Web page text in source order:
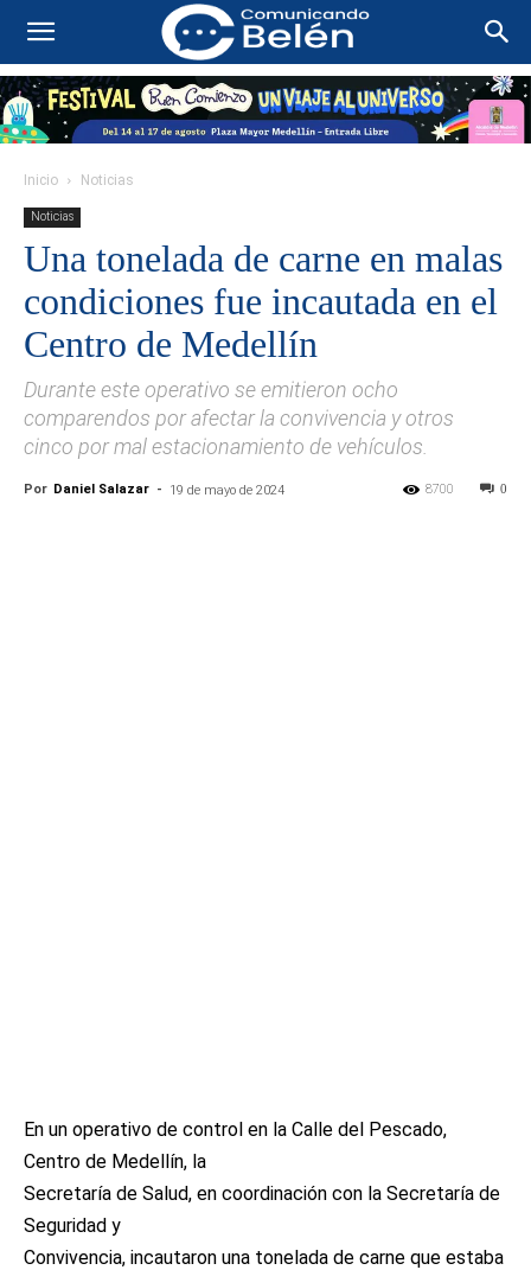
Inicio Noticias
Noticias
Una tonelada de carne en malas
condiciones fue incautada en el
Centro de Medellín
Durante este operativo se emitieron ocho
comparendos por afectar la convivencia y otros
cinco por mal estacionamiento de vehículos.
Por Daniel Salazar - 19 de mayo de 2024 0
8700
En un operativo de control en la Calle del Pescado,
Centro de Medellín, la
Secretaría de Salud, en coordinación con la Secretaría de
Seguridad y
Convivencia, incautaron una tonelada de carne que estaba